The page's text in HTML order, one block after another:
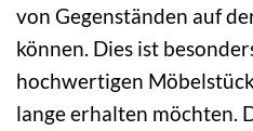
von Gegenständen auf
können. Dies ist
hochwertigen
lange erhalten möchten.